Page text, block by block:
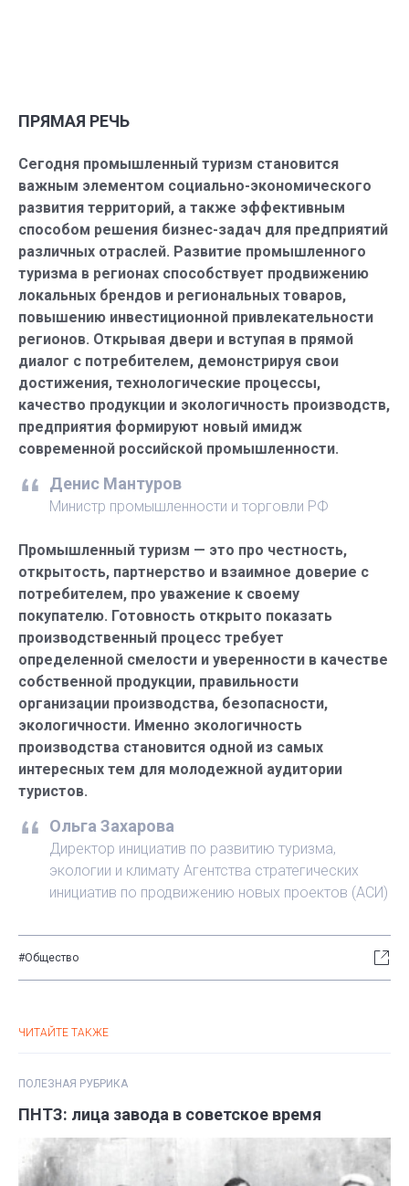
ПРЯМАЯ РЕЧЬ
Сегодня промышленный туризм становится
важным элементом социально-экономического
развития территорий, а также эффективным
способом решения бизнес-задач для предприятий
различных отраслей. Развитие промышленного
туризма в регионах способствует продвижению
локальных брендов и региональных товаров,
повышению инвестиционной привлекательности
регионов. Открывая двери и вступая в прямой
диалог с потребителем, демонстрируя свои
достижения, технологические процессы,
качество продукции и экологичность производств,
предприятия формируют новый имидж
современной российской промышленности.
Денис Мантуров
Министр промышленности и торговли РФ
Промышленный туризм — это про честность,
открытость, партнерство и взаимное доверие с
потребителем, про уважение к своему
покупателю. Готовность открыто показать
производственный процесс требует
определенной смелости и уверенности в качестве
собственной продукции, правильности
организации производства, безопасности,
экологичности. Именно экологичность
производства становится одной из самых
интересных тем для молодежной аудитории
туристов.
Ольга Захарова
Директор инициатив по развитию туризма,
экологии и климату Агентства стратегических
инициатив по продвижению новых проектов (АСИ)
#Общество
ЧИТАЙТЕ ТАКЖЕ
ПОЛЕЗНАЯ РУБРИКА
ПНТЗ: лица завода в советское время